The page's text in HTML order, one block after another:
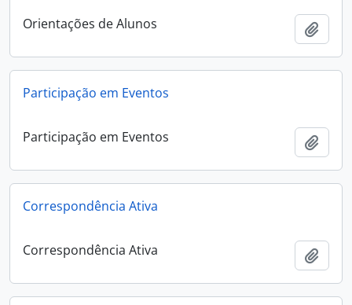
Orientações de Alunos
Participação em Eventos
Participação em Eventos
Correspondência Ativa
Correspondência Ativa